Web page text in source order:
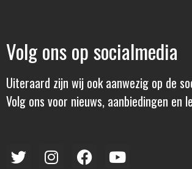
Volg ons op socialmedia
Uiteraard zijn wij ook aanwezig op de
Volg ons voor nieuws, aanbiedingen en